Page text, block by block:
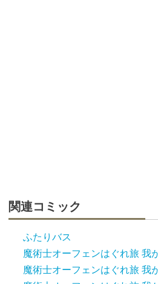
関連コミック
ふたりバス
魔術士オーフェンはぐれ旅 我
魔術士オーフェンはぐれ旅 我